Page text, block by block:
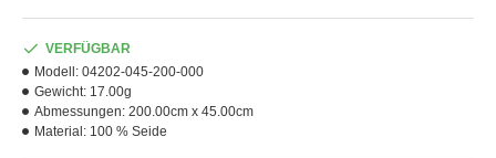
VERFÜGBAR
Modell: 04202-045-200-000
Gewicht: 17.00g
Abmessungen: 200.00cm x 45.00cm
Material: 100 % Seide